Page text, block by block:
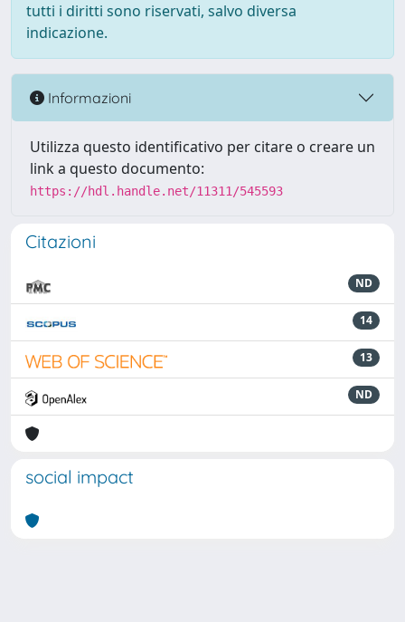
tutti i diritti sono riservati, salvo diversa
indicazione.
Informazioni
Utilizza questo identificativo per citare o creare un
link a questo documento:
https://hdl.handle.net/11311/545593
Citazioni
ND
14
13
ND
social impact